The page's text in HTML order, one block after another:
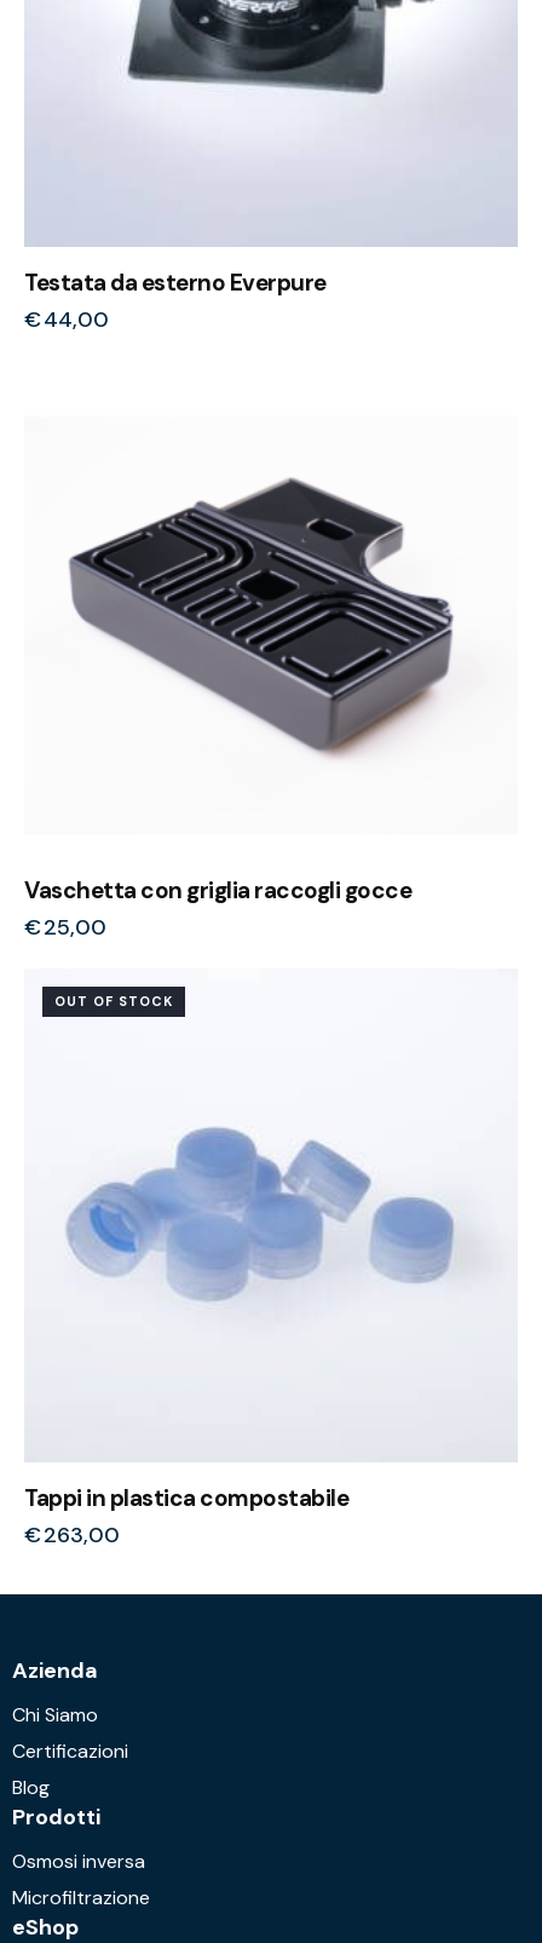
Testata da esterno Everpure
€44,00
Vaschetta con griglia raccogli gocce
€25,00
OUT OF STOCK
Tappi in plastica compostabile
€263,00
Azienda
Chi Siamo
Certificazioni
Blog
Prodotti
Osmosi inversa
Microfiltrazione
eShop